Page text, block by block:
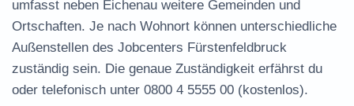
umfasst neben Eichenau weitere Gemeinden und
Ortschaften. Je nach Wohnort können unterschiedliche
Außenstellen des Jobcenters Fürstenfeldbruck
zuständig sein. Die genaue Zuständigkeit erfährst du
oder telefonisch unter 0800 4 5555 00 (kostenlos).